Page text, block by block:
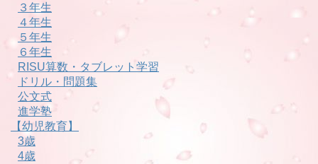
３年生
４年生
５年生
６年生
RISU算数・タブレット学習
ドリル・問題集
公文式
進学塾
【幼児教育】
3歳
4歳